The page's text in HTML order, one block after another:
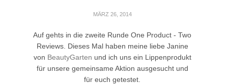
MÄRZ 26, 2014
Auf gehts in die zweite Runde One Product - Two
Reviews. Dieses Mal haben meine liebe Janine
von BeautyGarten und ich uns ein Lippenprodukt
für unsere gemeinsame Aktion ausgesucht und
für euch getestet.